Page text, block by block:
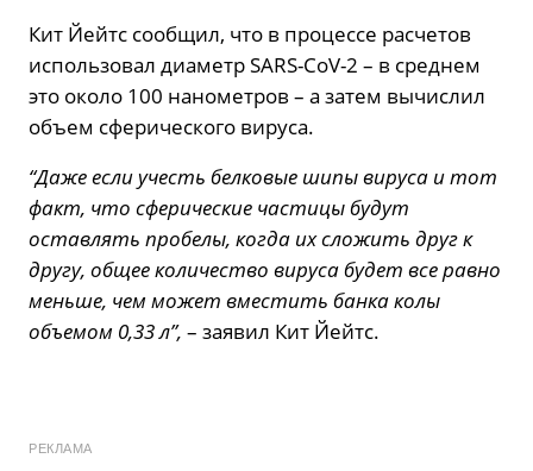
Кит Йейтс сообщил, что в процессе расчетов
использовал диаметр SARS-CoV-2 – в среднем
это около 100 нанометров – а затем вычислил
объем сферического вируса.
“Даже если учесть белковые шипы вируса и тот
факт, что сферические частицы будут
оставлять пробелы, когда их сложить друг к
другу, общее количество вируса будет все равно
меньше, чем может вместить банка колы
объемом 0,33 л”, – заявил Кит Йейтс.
РЕКЛАМА